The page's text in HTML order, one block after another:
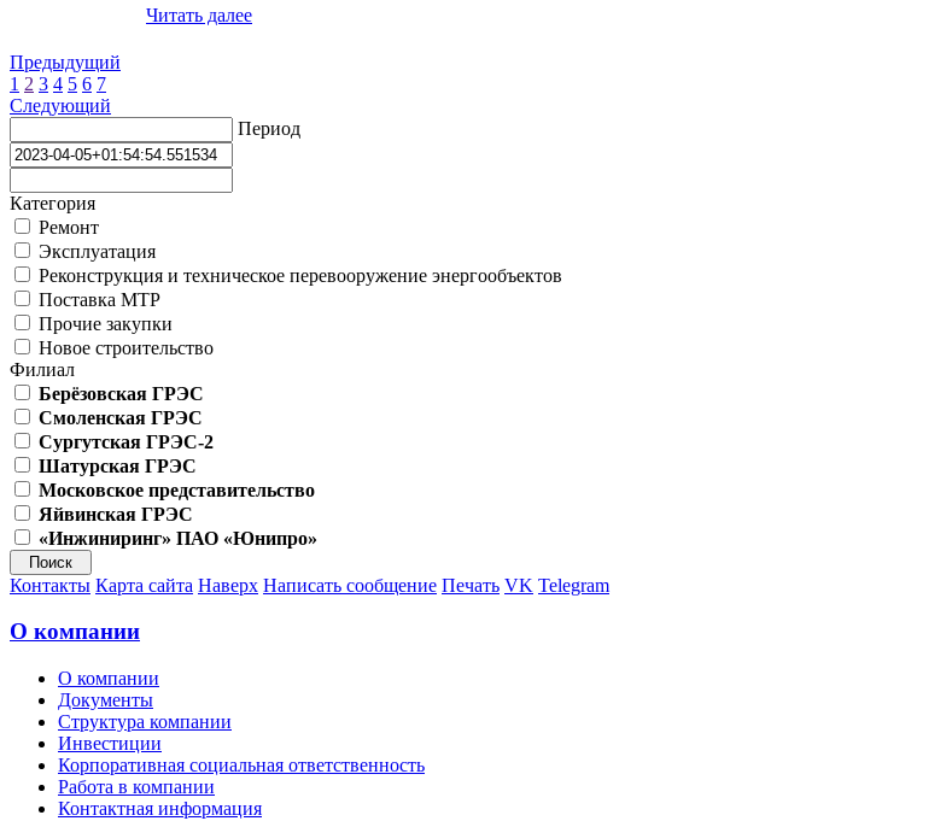
Читать далее
Предыдущий
1 2 3 4 5 6 7
Следующий
Период
Категория
Ремонт
Эксплуатация
Реконструкция и техническое перевооружение энергообъектов
Поставка МТР
Прочие закупки
Новое строительство
Филиал
Берёзовская ГРЭС
Смоленская ГРЭС
Сургутская ГРЭС-2
Шатурская ГРЭС
Московское представительство
Яйвинская ГРЭС
«Инжиниринг» ПАО «Юнипро»
Контакты Карта сайта Наверх Написать сообщение Печать VK Telegram
О компании
О компании
Документы
Структура компании
Инвестиции
Корпоративная социальная ответственность
Работа в компании
Контактная информация